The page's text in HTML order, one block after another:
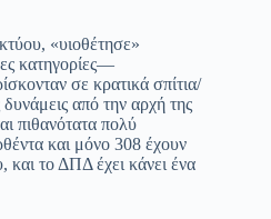
«υιοθέτησε»
κατηγορίες—
σε κρατικά σπίτια/
από την αρχή της
πιθανότατα πολύ
και μόνο 308 έχουν
και το ΔΠΔ έχει κάνει ένα